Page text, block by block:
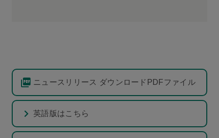
ニュースリリース ダウンロードPDFファイル
英語版はこちら